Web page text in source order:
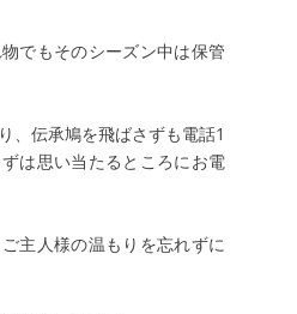
でもそのシーズン中は保管
、伝承鳩を飛ばさずも電話1
は思い当たるところにお電
主人様の温もりを忘れずに